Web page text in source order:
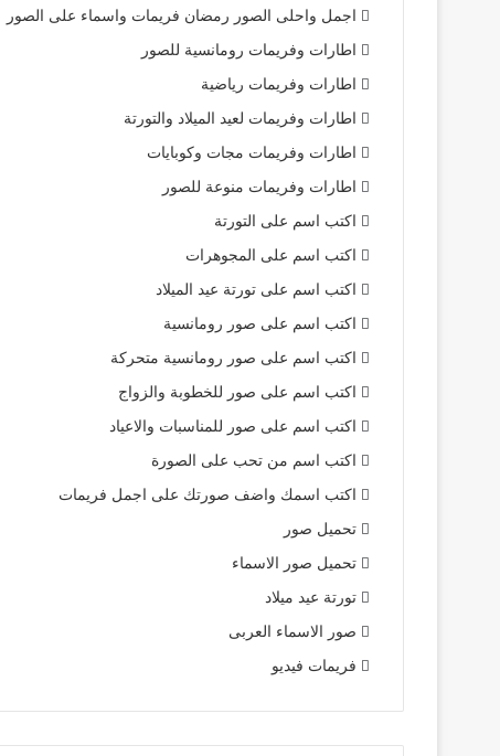
اجمل واحلى الصور رمضان فريمات واسماء على الصور
اطارات وفريمات رومانسية للصور
اطارات وفريمات رياضية
اطارات وفريمات لعيد الميلاد والتورتة
اطارات وفريمات مجات وكوبايات
اطارات وفريمات منوعة للصور
اكتب اسم على التورتة
اكتب اسم على المجوهرات
اكتب اسم على تورتة عيد الميلاد
اكتب اسم على صور رومانسية
اكتب اسم على صور رومانسية متحركة
اكتب اسم على صور للخطوبة والزواج
اكتب اسم على صور للمناسبات والاعياد
اكتب اسم من تحب على الصورة
اكتب اسمك واضف صورتك على اجمل فريمات
تحميل صور
تحميل صور الاسماء
تورتة عيد ميلاد
صور الاسماء العربى
فريمات فيديو